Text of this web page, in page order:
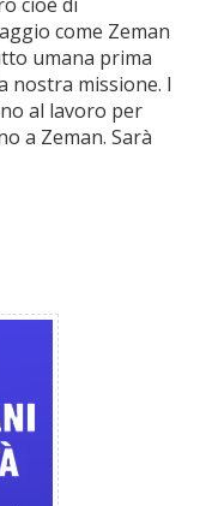
come Zeman
umana prima
nostra missione. I
al lavoro per
a Zeman. Sarà